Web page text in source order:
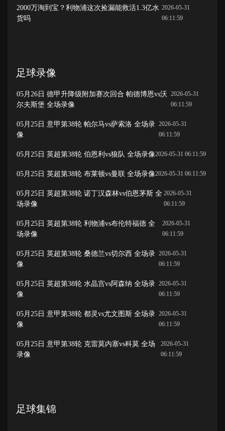
2000万淘到宝？利物浦这次捡漏能救活1.3亿水
货吗
2026-05-31
06:11:59
足球录像
05月26日 德甲升降级附加赛次回合 帕德博恩vs沃
尔夫斯堡 全场录像
2026-05-31
06:11:59
05月25日 意甲第38轮 帕尔马vs萨索洛 全场录
像
2026-05-31
06:11:59
05月25日 英超第38轮 伯恩利vs狼队 全场录像2026-05-31 06:11:59
05月25日 英超第38轮 布莱顿vs曼联 全场录像2026-05-31 06:11:59
05月25日 英超第38轮 诺丁汉森林vs伯恩茅斯 全
场录像
2026-05-31
06:11:59
05月25日 英超第38轮 利物浦vs布伦特福德 全
场录像
2026-05-31
06:11:59
05月25日 英超第38轮 桑德兰vs切尔西 全场录
像
2026-05-31
06:11:59
05月25日 英超第38轮 水晶宫vs阿森纳 全场录
像
2026-05-31
06:11:59
05月25日 意甲第38轮 都灵vs尤文图斯 全场录
像
2026-05-31
06:11:59
05月25日 意甲第38轮 克雷莫内塞vs科莫 全场
录像
2026-05-31
06:11:59
足球集锦